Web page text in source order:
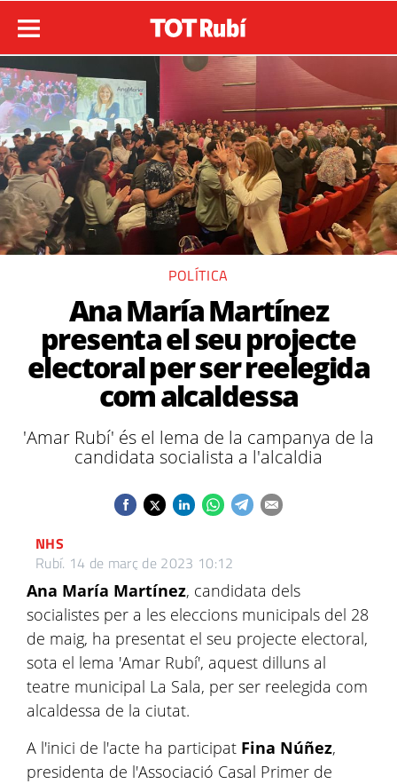
POLÍTICA
Ana María Martínez
presenta el seu projecte
electoral per ser reelegida
com alcaldessa
'Amar Rubí' és el lema de la campanya de la
candidata socialista a l'alcaldia
NHS
Rubí. 14 de març de 2023 10:12
Ana María Martínez, candidata dels
socialistes per a les eleccions municipals del 28
de maig, ha presentat el seu projecte electoral,
sota el lema 'Amar Rubí', aquest dilluns al
teatre municipal La Sala, per ser reelegida com
alcaldessa de la ciutat.
A l'inici de l'acte ha participat Fina Núñez,
presidenta de l'Associació Casal Primer de